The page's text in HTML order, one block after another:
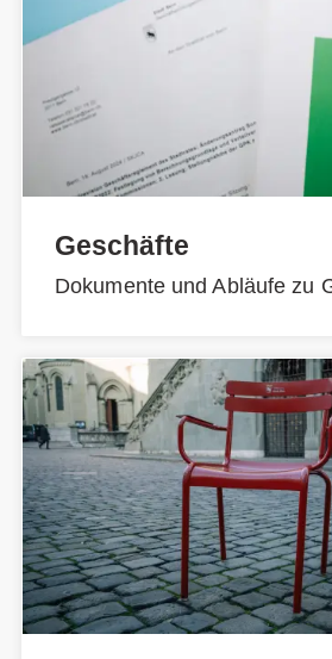
Geschäfte
Dokumente und Abläufe zu